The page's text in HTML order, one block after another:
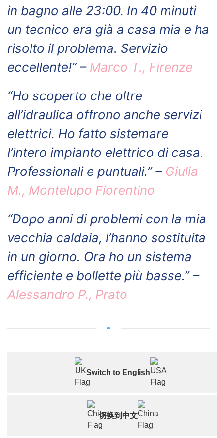
in bagno alle 23:00. In 40 minuti
un tecnico era già a casa mia e ha
risolto il problema. Servizio
eccellente!” – Marco T., Firenze
“Ho scoperto che oltre
all’idraulica offrono anche servizi
elettrici. Ho fatto sistemare
l’intero impianto elettrico di casa.
Professionali e puntuali.” – Giulia
M., Montelupo Fiorentino
“Dopo anni di problemi con la mia
vecchia caldaia, l’hanno sostituita
in un giorno. Ora ho un sistema
efficiente e bollette più basse.” –
Alessandro P., Prato
Switch to English
切换到中文